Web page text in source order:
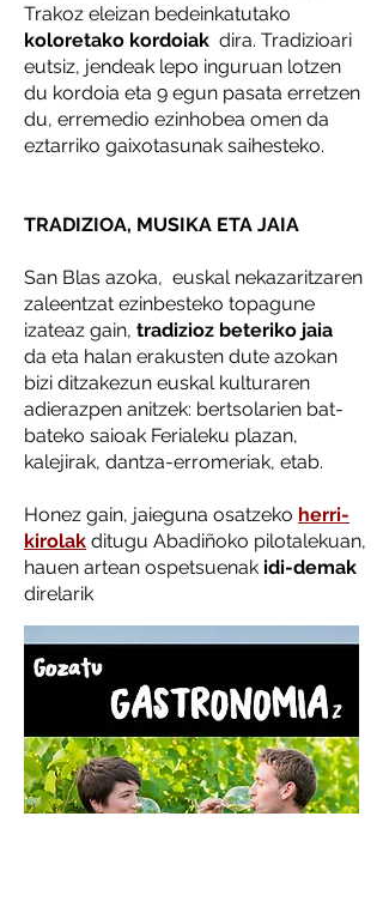
Trakoz eleizan bedeinkatutako
koloretako kordoiak dira. Tradizioari
eutsiz, jendeak lepo inguruan lotzen
du kordoia eta 9 egun pasata erretzen
du, erremedio ezinhobea omen da
eztarriko gaixotasunak saihesteko.
TRADIZIOA, MUSIKA ETA JAIA
San Blas azoka, euskal nekazaritzaren
zaleentzat ezinbesteko topagune
izateaz gain, tradizioz beteriko jaia
da eta halan erakusten dute azokan
bizi ditzakezun euskal kulturaren
adierazpen anitzek: bertsolarien bat-
bateko saioak Ferialeku plazan,
kalejirak, dantza-erromeriak, etab.
Honez gain, jaieguna osatzeko herri-
kirolak ditugu Abadiñoko pilotalekuan,
hauen artean ospetsuenak idi-demak
direlarik